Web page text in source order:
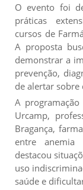
O evento foi
práticas
cursos de
A proposta
demonstrar a
prevenção,
de alertar sobre
A
Urcamp,
Bragança,
entre anemia
destacou
uso
saúde e